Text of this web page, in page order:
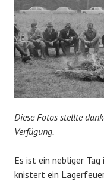
Diese Fotos stellte
Verfügung.
Es ist ein nebliger
knistert ein